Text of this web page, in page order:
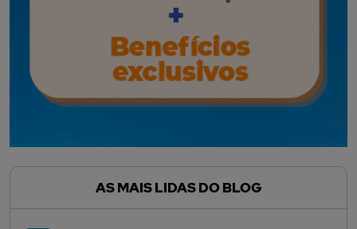
AS MAIS LIDAS DO BLOG